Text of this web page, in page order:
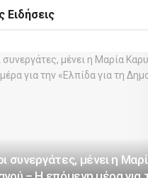
Ειδήσεις
συνεργάτες, μένει η